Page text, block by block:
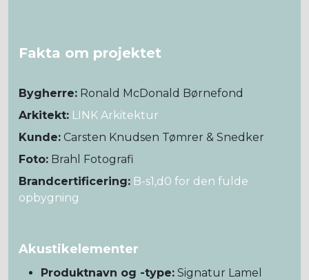
Fakta om projektet
Bygherre: Ronald McDonald Børnefond
Arkitekt: LINK Arkitektur
Kunde: Carsten Knudsen Tømrer & Snedker
Foto: Brahl Fotografi
Brandcertificering: B-s1,d0 for den fulde
opbygning
Akustikelementer
Produktnavn og -type: Signatur Lamel